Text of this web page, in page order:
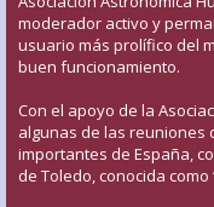
moderador activo y
usuario más prolífico del
buen funcionamiento.
Con el apoyo de la
algunas de las reuniones
importantes de España,
de Toledo, conocida como